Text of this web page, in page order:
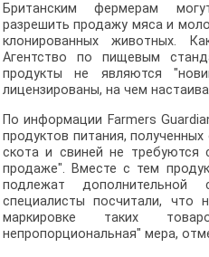
Британским фермерам
разрешить продажу мяса и
клонированных животных.
Агентство по пищевым
продукты не являются
лицензированы, на чем
По информации Farmers
продуктов питания,
скота и свиней не требуются
продаже". Вместе с тем
подлежат дополнительной
специалисты посчитали, что
маркировке таких
непропорциональная" мера,